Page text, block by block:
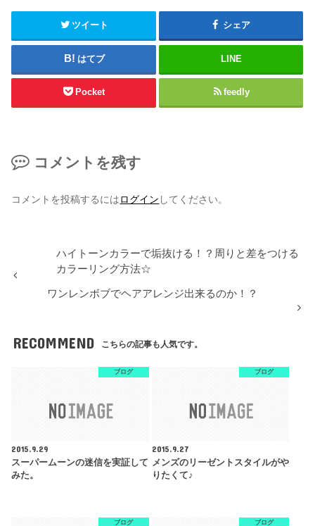
ツイート シェア
はてブ LINE
Pocket feedly
コメントを残す
コメントを投稿するにはログイン してください。
ハイトーンカラーで垢抜ける！？周りと差をつける
カラーリング方法☆
ワンレンボブでヘアアレンジ出来るのか！？
RECOMMEND こちらの記事も人気です。
ブログ
2015.9.29
スーパームーンの迷信を実証して
みた。
ブログ
2015.9.27
メンズのリーゼントスタイルがや
りたくて♪
ブログ ブログ